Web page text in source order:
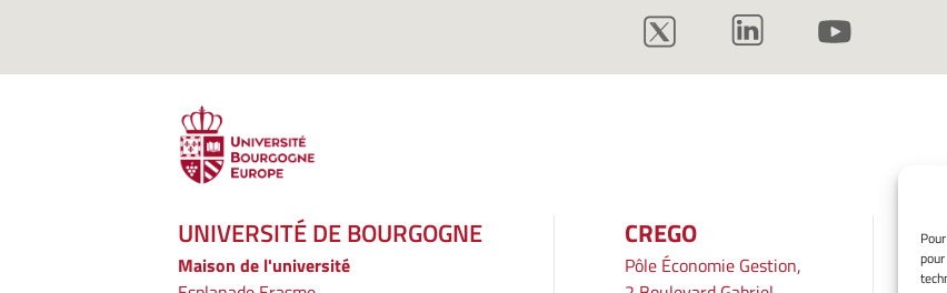
UNIVERSITÉ DE BOURGOGNE
Maison de l'université
CREGO
Pôle Économie Gestion,